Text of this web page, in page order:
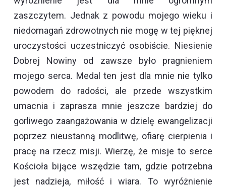
zaszczytem. Jednak z powodu mojego wieku i
niedomagań zdrowotnych nie mogę w tej pięknej
uroczystości uczestniczyć osobiście. Niesienie
Dobrej Nowiny od zawsze było pragnieniem
mojego serca. Medal ten jest dla mnie nie tylko
powodem do radości, ale przede wszystkim
umacnia i zaprasza mnie jeszcze bardziej do
gorliwego zaangażowania w dzielę ewangelizacji
poprzez nieustanną modlitwę, ofiarę cierpienia i
pracę na rzecz misji. Wierzę, że misje to serce
Kościoła bijące wszędzie tam, gdzie potrzebna
jest nadzieja, miłość i wiara. To wyróżnienie